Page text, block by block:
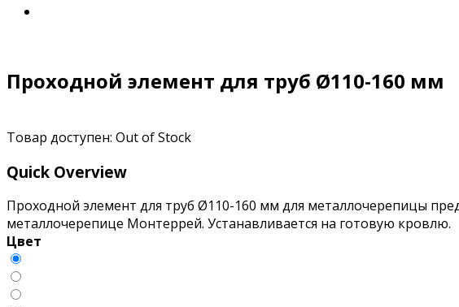
Проходной элемент для труб Ø110-160 мм
Товар доступен: Out of Stock
Quick Overview
Проходной элемент для труб Ø110-160 мм для металлочерепицы
металлочерепице Монтеррей. Устанавливается на готовую кровлю.
Цвет